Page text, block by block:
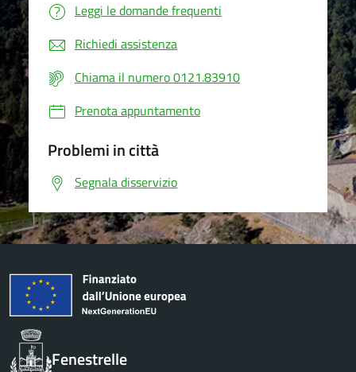
Leggi le domande frequenti
Richiedi assistenza
Chiama il numero 0121.83910
Prenota appuntamento
Problemi in città
Segnala disservizio
Fenestrelle